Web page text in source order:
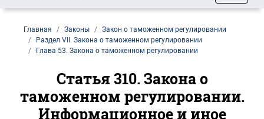
Главная Законы
Закон о таможенном регулировании
Раздел VII. Закона о таможенном регулировании
Глава 53. Закона о таможенном регулировании
Статья 310. Закона о
таможенном регулировании.
Информационное и иное